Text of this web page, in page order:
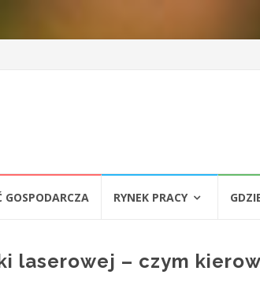
RYNEK PRACY
laserowej – czym